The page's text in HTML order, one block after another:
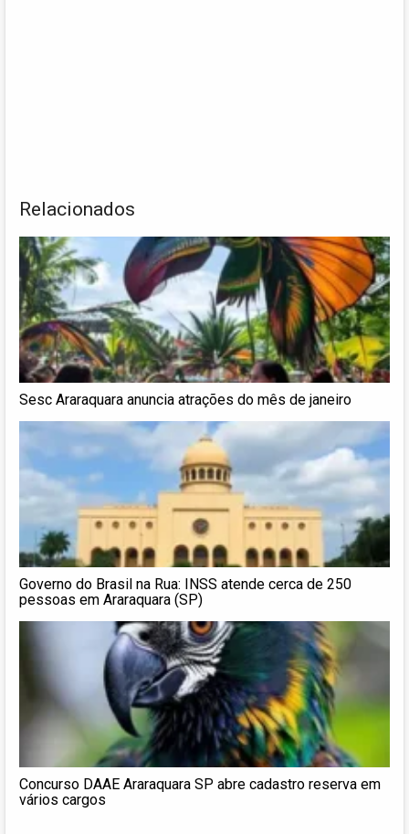
Relacionados
Sesc Araraquara anuncia atrações do mês de janeiro
Governo do Brasil na Rua: INSS atende cerca de 250
pessoas em Araraquara (SP)
Concurso DAAE Araraquara SP abre cadastro reserva em
vários cargos